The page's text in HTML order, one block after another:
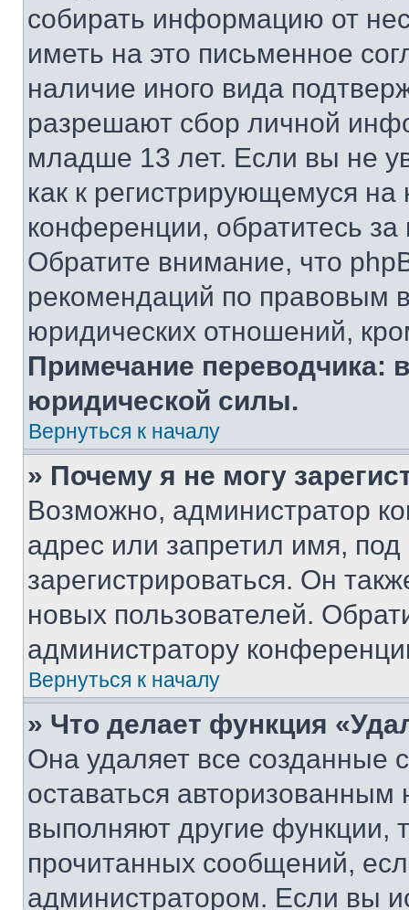
собирать информацию от
иметь на это письменное
наличие иного вида
разрешают сбор личной
младше 13 лет. Если вы не
как к регистрирующемуся
конференции, обратитесь
Обратите внимание, что
рекомендаций по правовым
юридических отношений,
Примечание переводчика:
юридической силы.
Вернуться к началу
» Почему я не могу
Возможно, администратор
адрес или запретил имя,
зарегистрироваться. Он
новых пользователей.
администратору
Вернуться к началу
» Что делает функция
Она удаляет все созданные
оставаться
выполняют другие функции,
прочитанных сообщений,
администратором. Если вы